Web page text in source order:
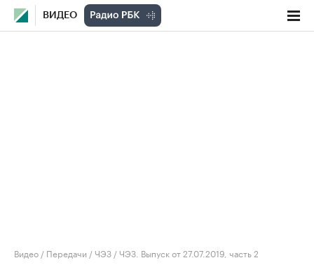
ВИДЕО
Видео / Передачи /ЧЭЗ /ЧЭЗ. Выпуск от 27.07.2019, часть 2